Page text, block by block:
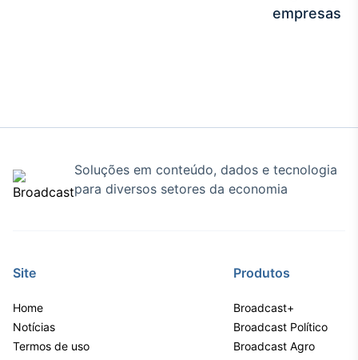
empresas
Soluções em conteúdo, dados e tecnologia
para diversos setores da economia
Site
Home
Notícias
Termos de uso
Produtos
Broadcast+
Broadcast Político
Broadcast Agro